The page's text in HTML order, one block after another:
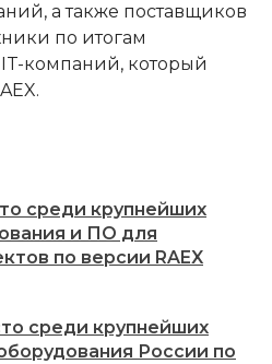
а также поставщиков
по итогам
компаний, который
среди крупнейших
и ПО для
по версии RAEX
среди крупнейших
России по